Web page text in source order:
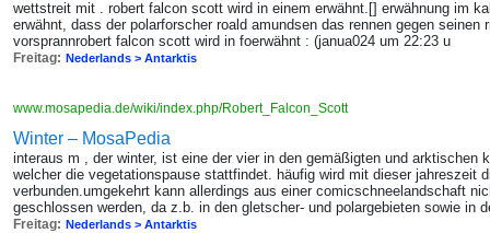
wettstreit mit . robert falcon scott wird in einem erwähnt.[] erwähnung im
erwähnt, dass der polarforscher roald amundsen das rennen gegen
vorsprannrobert falcon scott wird in foerwähnt : (janua024 um 22:23 u
Freitag: Nederlands > Antarktis
www.mosapedia.de/wiki/index.php/Robert_Falcon_Scott
Winter – MosaPedia
interaus m , der winter, ist eine der vier in den gemäßigten und arktischen
welcher die vegetationspause stattfindet. häufig wird mit dieser jahreszeit
verbunden.umgekehrt kann allerdings aus einer comicschneelandschaft
geschlossen werden, da z.b. in den gletscher- und polargebieten sowie in
Freitag: Nederlands > Antarktis